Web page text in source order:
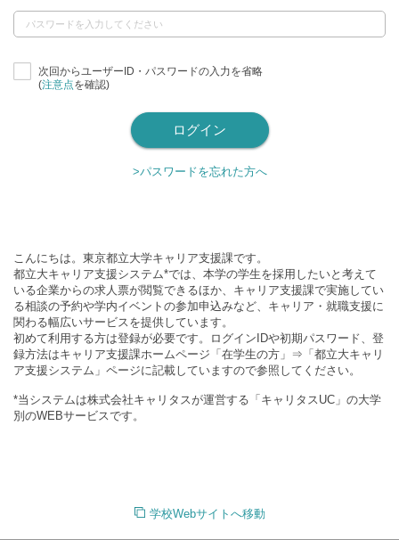
次回からユーザーID・パスワードの入力を省略
(注意点を確認)
>パスワードを忘れた方へ
こんにちは。東京都立大学キャリア支援課です。
都立大キャリア支援システム*では、本学の学生を採用したいと考えて
いる企業からの求人票が閲覧できるほか、キャリア支援課で実施してい
る相談の予約や学内イベントの参加申込みなど、キャリア・就職支援に
関わる幅広いサービスを提供しています。
初めて利用する方は登録が必要です。ログインIDや初期パスワード、登
録方法はキャリア支援課ホームページ「在学生の方」⇒「都立大キャリ
ア支援システム」ページに記載していますので参照してください。
*当システムは株式会社キャリタスが運営する「キャリタスUC」の大学
別のWEBサービスです。
学校Webサイトへ移動